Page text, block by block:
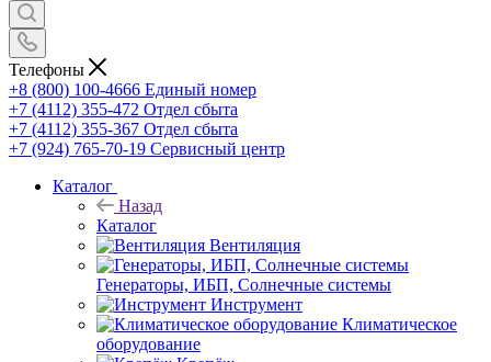
Телефоны
+8 (800) 100-4666 Единый номер
+7 (4112) 355-472 Отдел сбыта
+7 (4112) 355-367 Отдел сбыта
+7 (924) 765-70-19 Сервисный центр
Каталог
Назад
Каталог
Вентиляция
Генераторы, ИБП, Солнечные системы
Инструмент
Климатическое
оборудование